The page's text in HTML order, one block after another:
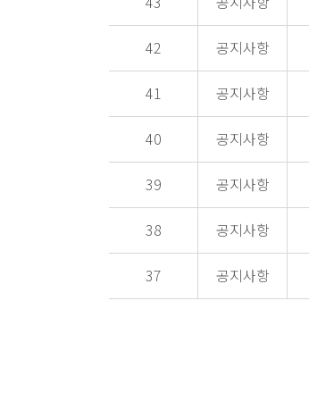
42 공지사항
41 공지사항
40 공지사항
39 공지사항
38 공지사항
37 공지사항